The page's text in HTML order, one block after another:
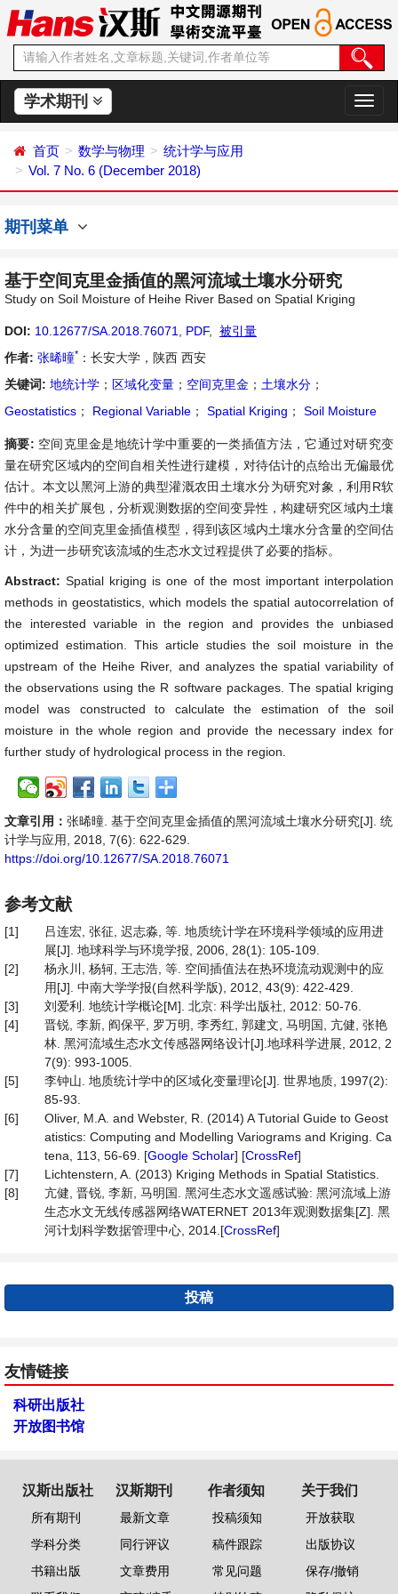
学术期刊
切
换
首页 数学与物理
统计学与应用
Vol. 7 No. 6 (December 2018)
期刊菜单
基于空间克里金插值的黑河流域土壤水分研究
Study on Soil Moisture of Heihe River Based on Spatial Kriging
DOI: 10.12677/SA.2018.76071 PDF,
被引量
作者: 张晞曈* ：长安大学，陕西 西安
关键词: 地统计学 ； 区域化变量 ； 空间克里金 ； 土壤水分 ；
Geostatistics ； Regional Variable ； Spatial Kriging ； Soil Moisture
摘要: 空间克里金是地统计学中重要的一类插值方法，它通过对研究变
量在研究区域内的空间自相关性进行建模，对待估计的点给出无偏最优
估计。本文以黑河上游的典型灌溉农田土壤水分为研究对象，利用R软
件中的相关扩展包，分析观测数据的空间变异性，构建研究区域内土壤
水分含量的空间克里金插值模型，得到该区域内土壤水分含量的空间估
计，为进一步研究该流域的生态水文过程提供了必要的指标。
Abstract:Spatial kriging is one of the most important interpolation
methods in geostatistics, which models the spatial autocorrelation of
the interested variable in the region and provides the unbiased
optimized estimation. This article studies the soil moisture in the
upstream of the Heihe River, and analyzes the spatial variability of
the observations using the R software packages. The spatial kriging
model was constructed to calculate the estimation of the soil
moisture in the whole region and provide the necessary index for
further study of hydrological process in the region.
文章引用： 张晞曈. 基于空间克里金插值的黑河流域土壤水分研究[J]. 统
计学与应用, 2018, 7(6): 622-629.
https://doi.org/10.12677/SA.2018.76071
参考文献
[1]
吕连宏, 张征, 迟志淼, 等. 地质统计学在环境科学领域的应用进
展[J]. 地球科学与环境学报, 2006, 28(1): 105-109.
[2]
杨永川, 杨轲, 王志浩, 等. 空间插值法在热环境流动观测中的应
用[J]. 中南大学学报(自然科学版), 2012, 43(9): 422-429.
[3]
刘爱利. 地统计学概论[M]. 北京: 科学出版社, 2012: 50-76.
[4]
晋锐, 李新, 阎保平, 罗万明, 李秀红, 郭建文, 马明国, 亢健, 张艳
林. 黑河流域生态水文传感器网络设计[J].地球科学进展, 2012, 2
7(9): 993-1005.
[5]
李钟山. 地质统计学中的区域化变量理论[J]. 世界地质, 1997(2):
85-93.
[6]
Oliver, M.A. and Webster, R. (2014) A Tutorial Guide to Geost
atistics: Computing and Modelling Variograms and Kriging. Ca
tena, 113, 56-69. [Google Scholar] [CrossRef]
[7]
Lichtenstern, A. (2013) Kriging Methods in Spatial Statistics.
[8]
亢健, 晋锐, 李新, 马明国. 黑河生态水文遥感试验: 黑河流域上游
生态水文无线传感器网络WATERNET 2013年观测数据集[Z]. 黑
河计划科学数据管理中心, 2014.[CrossRef]
投稿
友情链接
科研出版社
开放图书馆
汉斯出版社
所有期刊
学科分类
书籍出版
汉斯期刊
最新文章
同行评议
文章费用
作者须知
投稿须知
稿件跟踪
常见问题
关于我们
开放获取
出版协议
保存/撤销